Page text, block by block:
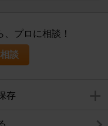
プロに相談！
談
存